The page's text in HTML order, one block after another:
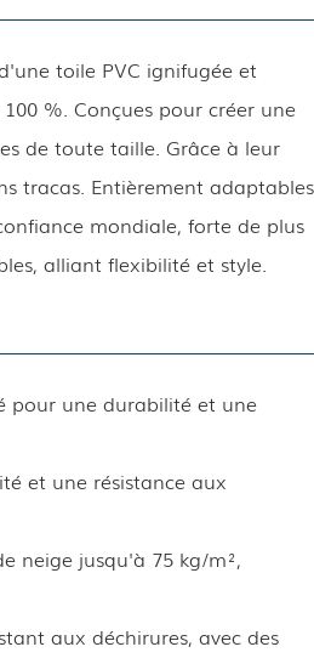
toile PVC ignifugée et
%. Conçues pour créer une
de toute taille. Grâce à leur
tracas. Entièrement adaptables
mondiale, forte de plus
alliant flexibilité et style.
pour une durabilité et une
et une résistance aux
neige jusqu'à 75 kg/m²,
aux déchirures, avec des